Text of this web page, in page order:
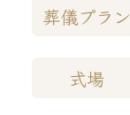
葬儀プラン
式場